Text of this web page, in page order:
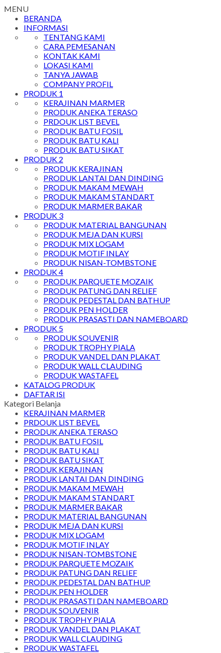
MENU
BERANDA
INFORMASI
TENTANG KAMI
CARA PEMESANAN
KONTAK KAMI
LOKASI KAMI
TANYA JAWAB
COMPANY PROFIL
PRODUK 1
KERAJINAN MARMER
PRODUK ANEKA TERASO
PRDOUK LIST BEVEL
PRODUK BATU FOSIL
PRODUK BATU KALI
PRODUK BATU SIKAT
PRODUK 2
PRODUK KERAJINAN
PRODUK LANTAI DAN DINDING
PRODUK MAKAM MEWAH
PRODUK MAKAM STANDART
PRODUK MARMER BAKAR
PRODUK 3
PRODUK MATERIAL BANGUNAN
PRODUK MEJA DAN KURSI
PRODUK MIX LOGAM
PRODUK MOTIF INLAY
PRODUK NISAN-TOMBSTONE
PRODUK 4
PRODUK PARQUETE MOZAIK
PRODUK PATUNG DAN RELIEF
PRODUK PEDESTAL DAN BATHUP
PRODUK PEN HOLDER
PRODUK PRASASTI DAN NAMEBOARD
PRODUK 5
PRODUK SOUVENIR
PRODUK TROPHY PIALA
PRODUK VANDEL DAN PLAKAT
PRODUK WALL CLAUDING
PRODUK WASTAFEL
KATALOG PRODUK
DAFTAR ISI
Kategori Belanja
KERAJINAN MARMER
PRDOUK LIST BEVEL
PRODUK ANEKA TERASO
PRODUK BATU FOSIL
PRODUK BATU KALI
PRODUK BATU SIKAT
PRODUK KERAJINAN
PRODUK LANTAI DAN DINDING
PRODUK MAKAM MEWAH
PRODUK MAKAM STANDART
PRODUK MARMER BAKAR
PRODUK MATERIAL BANGUNAN
PRODUK MEJA DAN KURSI
PRODUK MIX LOGAM
PRODUK MOTIF INLAY
PRODUK NISAN-TOMBSTONE
PRODUK PARQUETE MOZAIK
PRODUK PATUNG DAN RELIEF
PRODUK PEDESTAL DAN BATHUP
PRODUK PEN HOLDER
PRODUK PRASASTI DAN NAMEBOARD
PRODUK SOUVENIR
PRODUK TROPHY PIALA
PRODUK VANDEL DAN PLAKAT
PRODUK WALL CLAUDING
PRODUK WASTAFEL